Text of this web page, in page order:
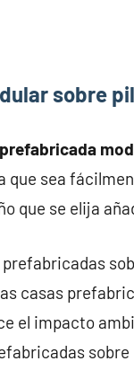
sobre
que sea
que se elija
casas
el impacto